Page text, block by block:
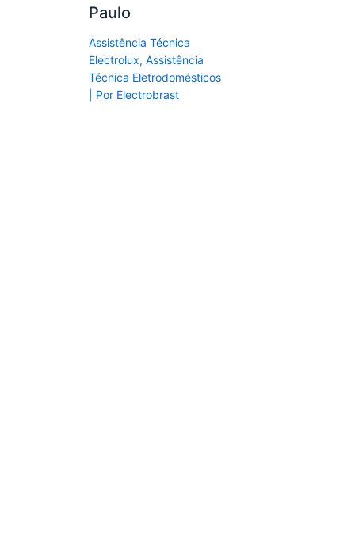
Paulo
Assistência Técnica
Electrolux, Assistência
Técnica Eletrodomésticos
| Por Electrobrast